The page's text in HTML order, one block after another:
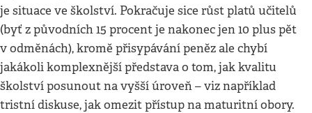
je situace ve školství. Pokračuje sice růst platů učitelů
(byť z původních 15 procent je nakonec jen 10 plus pět
v odměnách), kromě přisypávání peněz ale chybí
jakákoli komplexnější představa o tom, jak kvalitu
školství posunout na vyšší úroveň – viz například
tristní diskuse, jak omezit přístup na maturitní obory.